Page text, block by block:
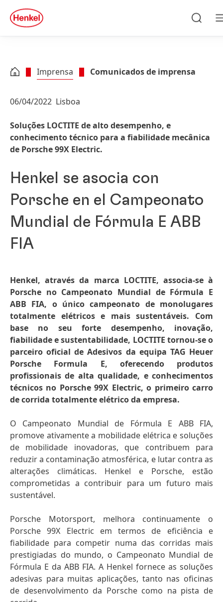
Skip to footer
quick
search
Imprensa Comunicados de imprensa
06/04/2022 Lisboa
Soluções LOCTITE de alto desempenho, e
conhecimento técnico para a fiabilidade mecânica
de Porsche 99X Electric.
Henkel se asocia con
Porsche en el Campeonato
Mundial de Fórmula E ABB
FIA
Henkel, através da marca LOCTITE, associa-se à
Porsche no Campeonato Mundial de Fórmula E
ABB FIA, o único campeonato de monolugares
totalmente elétricos e mais sustentáveis. Com
base no seu forte desempenho, inovação,
fiabilidade e sustentabilidade, LOCTITE tornou-se o
parceiro oficial de Adesivos da equipa TAG Heuer
Porsche Formula E, oferecendo produtos
profissionais de alta qualidade, e conhecimentos
técnicos no Porsche 99X Electric, o primeiro carro
de corrida totalmente elétrico da empresa.
O Campeonato Mundial de Fórmula E ABB FIA,
promove ativamente a mobilidade elétrica e soluções
de mobilidade inovadoras, que contribuem para
reduzir a contaminação atmosférica, e lutar contra as
alterações climáticas. Henkel e Porsche, estão
comprometidas a contribuir para um futuro mais
sustentável.
Porsche Motorsport, melhora continuamente o
Porsche 99X Electric em termos de eficiência e
fiabilidade para competir numa das corridas mais
prestigiadas do mundo, o Campeonato Mundial de
Fórmula E da ABB FIA. A Henkel fornece as soluções
adesivas para muitas aplicações, tanto nas oficinas
de desenvolvimento da Porsche como na pista de